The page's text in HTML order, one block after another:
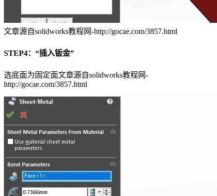
文章源自solidworks教程网-http://gocae.com/3857.html
STEP4：“插入钣金”
选底面为固定面文章源自solidworks教程网-
http://gocae.com/3857.html